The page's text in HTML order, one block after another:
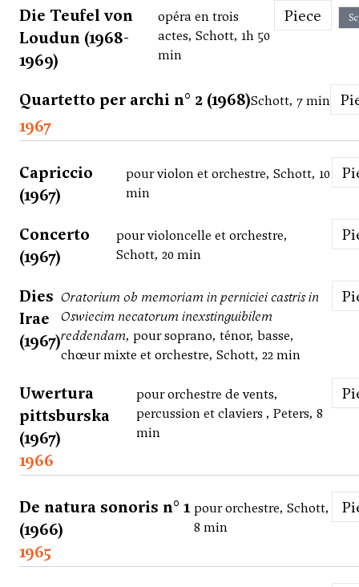
Die Teufel von
Loudun (1968-
1969)
opéra en trois
actes, Schott, 1h 50
min
Piece
Quartetto per archi n° 2 (1968)Schott, 7 min
1967
Capriccio
(1967)
pour violon et orchestre, Schott, 10
min
Concerto
(1967)
pour violoncelle et orchestre,
Schott, 20 min
Dies
Irae
(1967)
Oratorium ob memoriam in perniciei castris in
Oswiecim necatorum inexstinguibilem
reddendam, pour soprano, ténor, basse,
chœur mixte et orchestre, Schott, 22 min
Uwertura
pittsburska
(1967)
pour orchestre de vents,
percussion et claviers , Peters, 8
min
1966
De natura sonoris n° 1
(1966)
pour orchestre, Schott,
8 min
1965